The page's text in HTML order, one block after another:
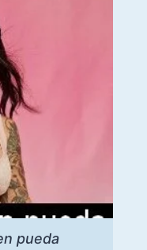
pueda